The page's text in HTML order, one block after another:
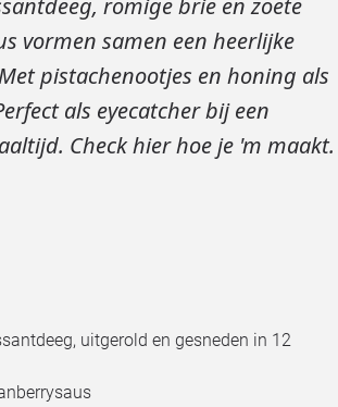
romige brie en zoete
vormen samen een heerlijke
pistachenootjes en honing als
als eyecatcher bij een
Check hier hoe je 'm maakt.
uitgerold en gesneden in 12